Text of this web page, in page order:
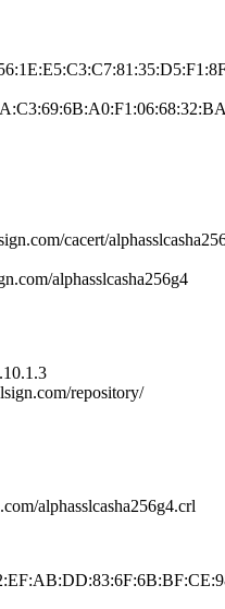
cacert/
alphasslcasha256g4
repository/
alphasslcasha256g4.crl